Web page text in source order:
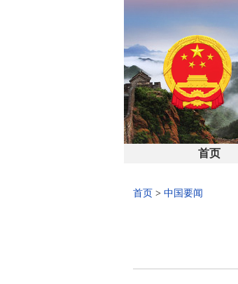
首页
首页 > 中国要闻